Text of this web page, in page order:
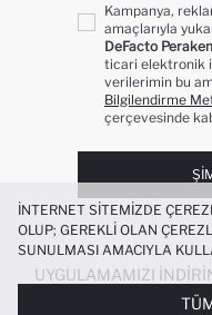
Kampanya,
amaçlarıyla
DeFacto
ticari elektronik
verilerimin bu
Bilgilendirme
çerçevesinde
UYGULAMAMIZI
İNTERNET SITEMIZDE
OLUP; GEREKLI OLAN
SUNULMASI AMACIYLA
ÜÇÜNCÜ TARAF ÇEREZLER
DENEYIMI SUNULABILMESI,
KIŞISELLEŞTIRMESI VE AÇIK